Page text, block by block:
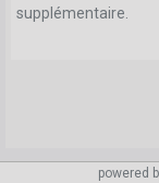
supplémentaire.
powered